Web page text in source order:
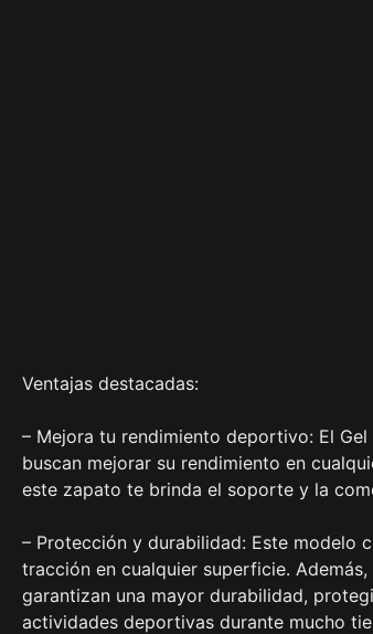
Ventajas destacadas:
– Mejora tu rendimiento deportivo: El
buscan mejorar su rendimiento en
este zapato te brinda el soporte y la
– Protección y durabilidad: Este modelo
tracción en cualquier superficie.
garantizan una mayor durabilidad,
actividades deportivas durante mucho